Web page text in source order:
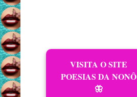
VISITA O SITE
POESIAS DA NONÔ
🦋